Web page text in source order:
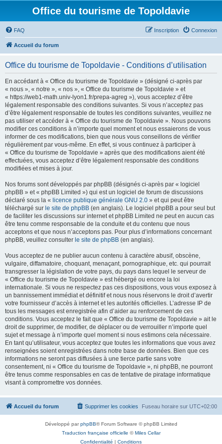
Office du tourisme de Topoldavie
FAQ Connexion
Inscription
Accueil du forum
Office du tourisme de Topoldavie - Conditions d’utilisation
En accédant à « Office du tourisme de Topoldavie » (désigné ci-après par
« nous », « notre », « nos », « Office du tourisme de Topoldavie » et
« https://web1-math.univ-lyon1.fr/prepa-agreg »), vous acceptez d’être
légalement responsable des conditions suivantes. Si vous n’acceptez pas
d’être légalement responsable de toutes les conditions suivantes, veuillez ne
pas utiliser et accéder à « Office du tourisme de Topoldavie ». Nous pouvons
modifier ces conditions à n’importe quel moment et nous essaierons de vous
informer de ces modifications, bien que nous vous conseillons de vérifier
régulièrement par vous-même. En effet, si vous continuez à participer à
« Office du tourisme de Topoldavie » après que des modifications aient été
effectuées, vous acceptez d’être légalement responsable des conditions
modifiées et mises à jour.
Nos forums sont développés par phpBB (désignés ci-après par « logiciel
phpBB » et « phpBB Limited ») qui est un logiciel de forum de discussions
déclaré sous la « licence publique générale GNU 2.0 » et qui peut être
téléchargé sur le site de phpBB (en anglais). Le logiciel phpBB a pour seul but
de faciliter les discussions sur internet et phpBB Limited ne peut en aucun cas
être tenu comme responsable de la conduite et du contenu que nous
acceptons et que nous n’acceptons pas. Pour plus d’informations concernant
phpBB, veuillez consulter le site de phpBB (en anglais).
Vous acceptez de ne publier aucun contenu à caractère abusif, obscène,
vulgaire, diffamatoire, choquant, menaçant, pornographique, etc. qui pourrait
transgresser la législation de votre pays, du pays dans lequel le serveur de
« Office du tourisme de Topoldavie » est hébergé ou encore la loi
internationale. Si vous ne respectez pas ces dispositions, vous vous exposez à
un bannissement immédiat et définitif et nous nous réservons le droit d’avertir
votre fournisseur d’accès à internet et les autorités officielles. L’adresse IP de
tous les messages est enregistrée afin d’aider au renforcement de ces
conditions. Vous acceptez le fait que « Office du tourisme de Topoldavie » ait le
droit de supprimer, de modifier, de déplacer ou de verrouiller n’importe quel
sujet et message à n’importe quel moment si nous estimons cela nécessaire.
En tant qu’utilisateur, vous acceptez que toutes les informations que vous avez
renseignées soient enregistrées dans notre base de données. Bien que ces
informations ne seront pas diffusées à une tierce partie sans votre
consentement, ni « Office du tourisme de Topoldavie », ni phpBB, ne pourront
être tenus comme responsables en cas de tentative de piratage informatique
visant à compromettre vos données.
Accueil du forum Fuseau horaire sur UTC+02:00
Supprimer les cookies
Développé parphpBB® Forum Software © phpBB Limited
Traduction française officielle ©Miles Cellar
Confidentialité | Conditions